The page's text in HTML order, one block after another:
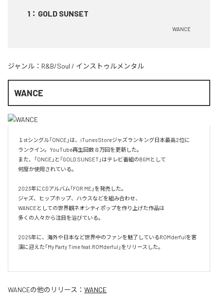
1 ： GOLD SUNSET
WANCE
ジャンル： R&B/Soul / インストゥルメンタル
WANCE
１stシングル「ONCE」は、iTunes Storeジャズランキング日本最高2位に
ランクイン。YouTube再生回数８万回を更新した。
また、「ONCE」と「GOLD SUNSET」はテレビ番組のBGMとして
何度か使用されている。
2023年にCDアルバム「FOR ME」を発売した。
ジャズ、ヒップホップ、ハウスなどを組み合わせ、
WANCEとしての世界観ネオシティポップを作り上げた作品は
多くの人々から注目を浴びている。
2025年に、海外や日本など世界中のファンを魅了しているROMderfulを客
演に迎えた「My Party Time feat.ROMderful」をリリースした。
WANCEの他のリリース： WANCE